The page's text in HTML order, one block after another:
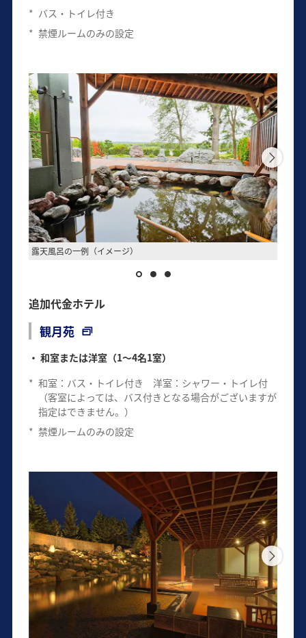
* バス・トイレ付き
* 禁煙ルームのみの設定
露天風呂の一例（イメージ）
追加代金ホテル
観月苑
和室または洋室（1～4名1室）
* 和室：バス・トイレ付き 洋室：シャワー・トイレ付
（客室によっては、バス付きとなる場合がございますが
指定はできません。）
* 禁煙ルームのみの設定